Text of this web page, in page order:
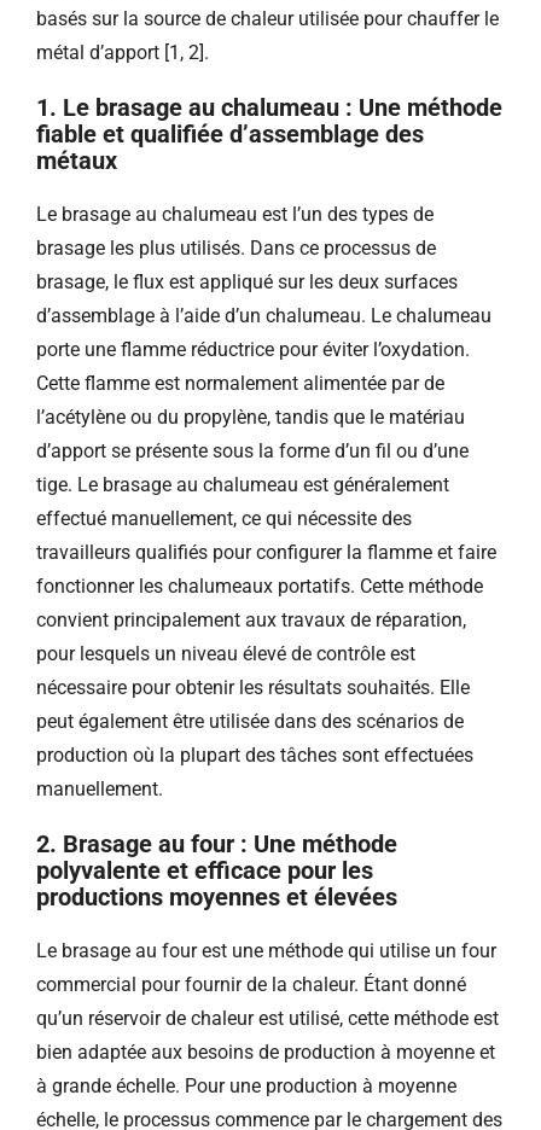
basés sur la source de chaleur utilisée pour chauffer le
métal d’apport [1, 2].
1. Le brasage au chalumeau : Une méthode
fiable et qualifiée d’assemblage des
métaux
Le brasage au chalumeau est l’un des types de
brasage les plus utilisés. Dans ce processus de
brasage, le flux est appliqué sur les deux surfaces
d’assemblage à l’aide d’un chalumeau. Le chalumeau
porte une flamme réductrice pour éviter l’oxydation.
Cette flamme est normalement alimentée par de
l’acétylène ou du propylène, tandis que le matériau
d’apport se présente sous la forme d’un fil ou d’une
tige. Le brasage au chalumeau est généralement
effectué manuellement, ce qui nécessite des
travailleurs qualifiés pour configurer la flamme et faire
fonctionner les chalumeaux portatifs. Cette méthode
convient principalement aux travaux de réparation,
pour lesquels un niveau élevé de contrôle est
nécessaire pour obtenir les résultats souhaités. Elle
peut également être utilisée dans des scénarios de
production où la plupart des tâches sont effectuées
manuellement.
2. Brasage au four : Une méthode
polyvalente et efficace pour les
productions moyennes et élevées
Le brasage au four est une méthode qui utilise un four
commercial pour fournir de la chaleur. Étant donné
qu’un réservoir de chaleur est utilisé, cette méthode est
bien adaptée aux besoins de production à moyenne et
à grande échelle. Pour une production à moyenne
échelle, le processus commence par le chargement des